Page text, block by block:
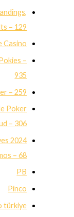
– 129
Casino
–
935
– 259
Poker
– 306
2024
– 68
PB
Pinco
türkiye